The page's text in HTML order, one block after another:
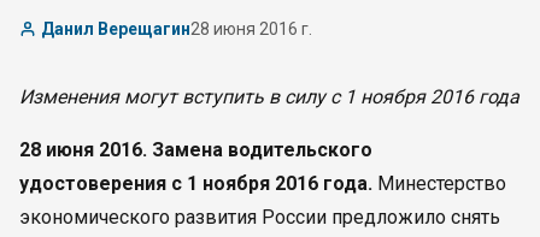
Данил Верещагин28 июня 2016 г.
Изменения могут вступить в силу с 1 ноября 2016 года
28 июня 2016. Замена водительского
удостоверения с 1 ноября 2016 года. Минестерство
экономического развития России предложило снять